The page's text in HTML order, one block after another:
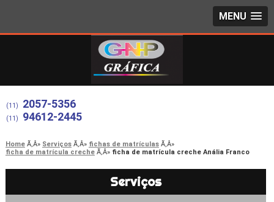
MENU
(11) 2057-5356
(11) 94612-2445
Home Serviços
fichas de matrículas
ficha de matrícula creche
ficha de matrícula creche Anália Franco
Serviços